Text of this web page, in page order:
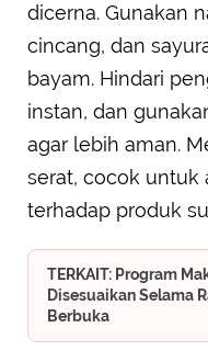
dicerna. Gunakan
cincang, dan
bayam. Hindari
instan, dan
agar lebih aman.
serat, cocok untuk
terhadap produk
TERKAIT: Program
Disesuaikan Selama
Berbuka